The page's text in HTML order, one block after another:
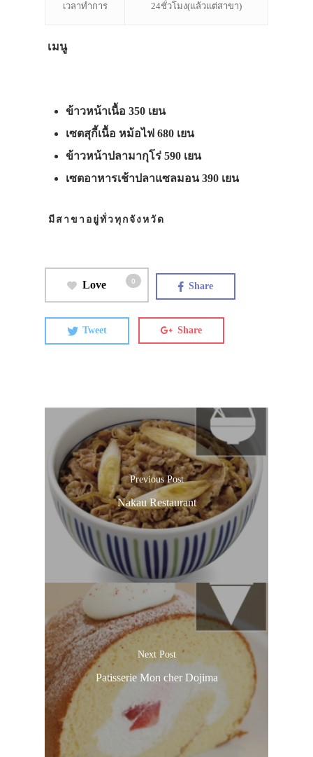
เวลาทำการ 24ชั่วโมง(แล้วแต่สาขา)
เมนู
ข้าวหน้าเนื้อ 350 เยน
เซตสุกี้เนื้อ หม้อไฟ 680 เยน
ข้าวหน้าปลามากุโร่ 590 เยน
เซตอาหารเช้าปลาแซลมอน 390 เยน
มีสาขาอยู่ทั่วทุกจังหวัด
Love 0 Share
Tweet Share
Previous Post
Nakau Restaurant
Next Post
Patisserie Mon cher Dojima